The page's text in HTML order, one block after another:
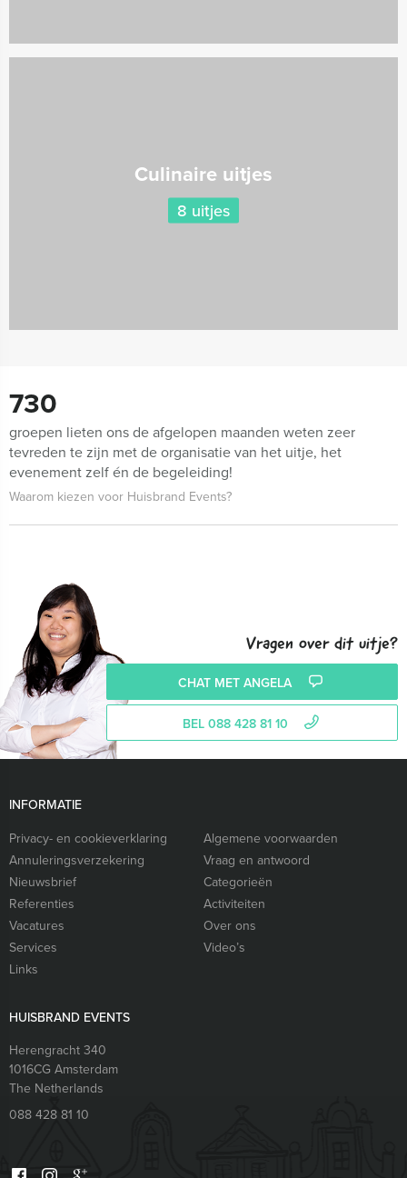
Culinaire uitjes
8 uitjes
730
groepen lieten ons de afgelopen maanden weten zeer
tevreden te zijn met de organisatie van het uitje, het
evenement zelf én de begeleiding!
Waarom kiezen voor Huisbrand Events?
Vragen over dit uitje?
CHAT MET ANGELA
BEL 088 428 81 10
INFORMATIE
Privacy- en cookieverklaring
Algemene voorwaarden
Annuleringsverzekering
Vraag en antwoord
Nieuwsbrief
Categorieën
Referenties
Activiteiten
Vacatures
Over ons
Services
Video’s
Links
HUISBRAND EVENTS
Herengracht 340
1016CG Amsterdam
The Netherlands
088 428 81 10